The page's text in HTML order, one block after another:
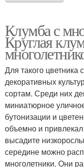
Клумба с
Круглая
Для такого
декоративных
сортам. Среди них
миниатюрное
бутонизации и
объемно и
высадите
середине можно
многолетники. Они